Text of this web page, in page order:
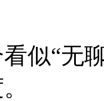
似“无